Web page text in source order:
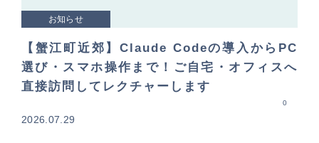
お知らせ
【蟹江町近郊】Claude Codeの導入からPC
選び・スマホ操作まで！ご自宅・オフィスへ
直接訪問してレクチャーします
2026.07.29
0